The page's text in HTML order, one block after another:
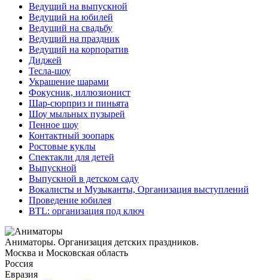
Ведущий на выпускной
Ведущий на юбилей
Ведущий на свадьбу
Ведущий на праздник
Ведущий на корпоратив
Диджей
Тесла-шоу
Украшение шарами
Фокусник, иллюзионист
Шар-сюрприз и пиньята
Шоу мыльных пузырей
Пенное шоу
Контактный зоопарк
Ростовые куклы
Спектакли для детей
Выпускной
Выпускной в детском саду
Вокалисты и Музыканты, Организация выступлений
Проведение юбилея
BTL: организация под ключ
Аниматоры. Организация детских праздников.
Москва и Московская область
Россия
Евразия